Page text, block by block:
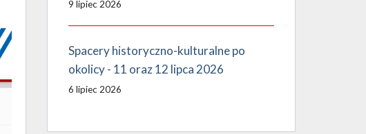
9 lipiec 2026
Spacery historyczno-kulturalne po
okolicy - 11 oraz 12 lipca 2026
6 lipiec 2026